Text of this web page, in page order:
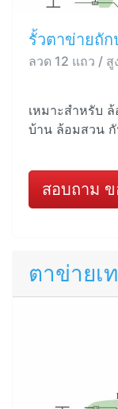
รั้วตาข่ายถัก
ลวด 12 แถว /
เหมาะสำหรับ
บ้าน ล้อมสวน
สอบถาม ข
ตาข่ายเ